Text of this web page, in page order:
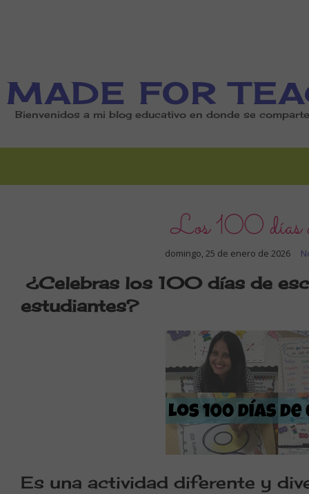
MADE FOR
Bienvenidos a mi blog educativo en donde se
Los 100 días
domingo, 25 de enero de 2026
¿Celebras los 100 días de
estudiantes?
Es una actividad diferente y